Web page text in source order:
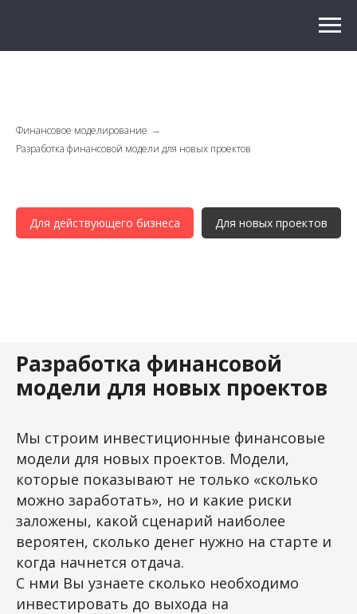
Финансовое моделирование →
Разработка финансовой модели для новых проектов
Для действующего бизнеса Для новых проектов
Разработка финансовой
модели для новых проектов
Мы строим инвестиционные финансовые
модели для новых проектов. Модели,
которые показывают не только «сколько
можно заработать», но и какие риски
заложены, какой сценарий наиболее
вероятен, сколько денег нужно на старте и
когда начнется отдача.
С нми Вы узнаете сколько необходимо
инвестировать до выхода на